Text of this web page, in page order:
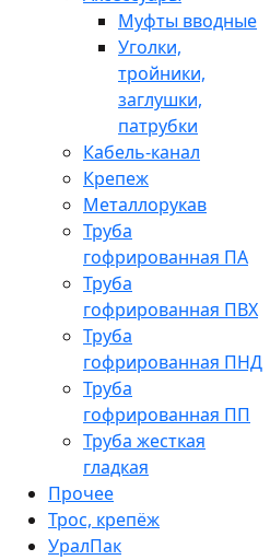
Муфты вводные
Уголки,
тройники,
заглушки,
патрубки
Кабель-канал
Крепеж
Металлорукав
Труба
гофрированная ПА
Труба
гофрированная ПВХ
Труба
гофрированная ПНД
Труба
гофрированная ПП
Труба жесткая
гладкая
Прочее
Трос, крепёж
УралПак